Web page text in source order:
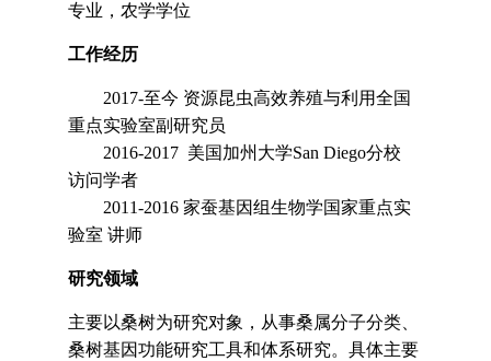
专业，农学学位
工作经历
2017-至今 资源昆虫高效养殖与利用全国
重点实验室副研究员
2016-2017 美国加州大学San Diego分校
访问学者
2011-2016家蚕基因组生物学国家重点实
验室 讲师
研究领域
主要以桑树为研究对象，从事桑属分子分类、
桑树基因功能研究工具和体系研究。具体主要